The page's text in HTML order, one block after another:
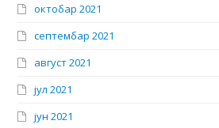
октобар 2021
септембар 2021
август 2021
јул 2021
јун 2021